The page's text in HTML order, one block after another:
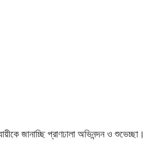
জানাচ্ছি প্রাণঢালা অভিনন্দন ও শুভেচ্ছা।